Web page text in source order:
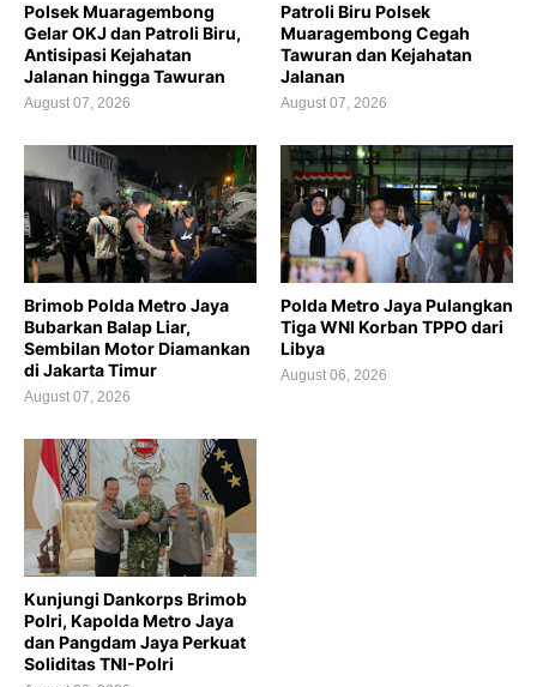
Polsek Muaragembong
Gelar OKJ dan Patroli Biru,
Antisipasi Kejahatan
Jalanan hingga Tawuran
August 07, 2026
Patroli Biru Polsek
Muaragembong Cegah
Tawuran dan Kejahatan
Jalanan
August 07, 2026
Brimob Polda Metro Jaya
Bubarkan Balap Liar,
Sembilan Motor Diamankan
di Jakarta Timur
August 07, 2026
Polda Metro Jaya Pulangkan
Tiga WNI Korban TPPO dari
Libya
August 06, 2026
Kunjungi Dankorps Brimob
Polri, Kapolda Metro Jaya
dan Pangdam Jaya Perkuat
Soliditas TNI-Polri